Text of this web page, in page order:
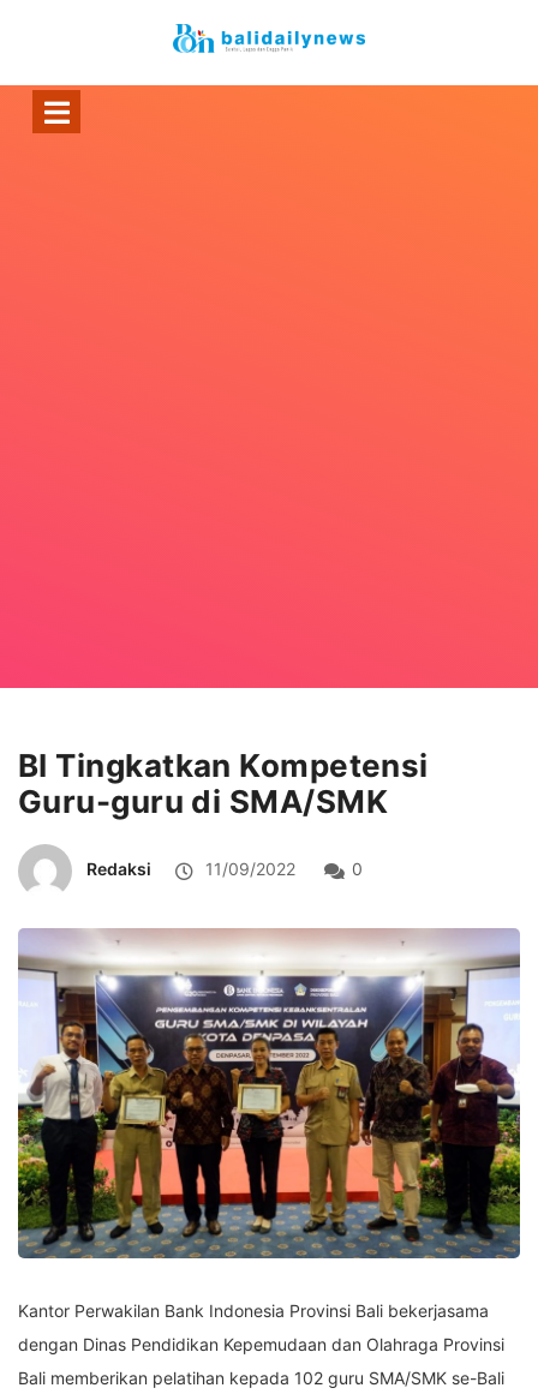
BI Tingkatkan Kompetensi
Guru-guru di SMA/SMK
Redaksi 11/09/2022 0
Kantor Perwakilan Bank Indonesia Provinsi Bali bekerjasama
dengan Dinas Pendidikan Kepemudaan dan Olahraga Provinsi
Bali memberikan pelatihan kepada 102 guru SMA/SMK se-Bali